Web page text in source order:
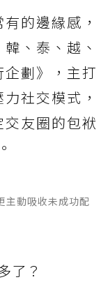
的邊緣感，
、泰、越、
劃》，主打
社交模式，
友圈的包袱
動吸收未成功配
了？